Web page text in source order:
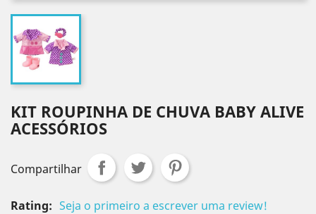
KIT ROUPINHA DE CHUVA BABY ALIVE
ACESSÓRIOS
Compartilhar
Rating: Seja o primeiro a escrever uma review!